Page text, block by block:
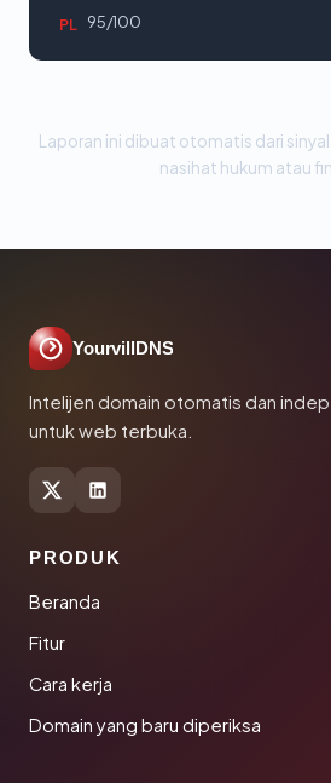
PL 95/100
Laporan ini dibuat otomatis dari
nasihat hukum atau
YourvillDNS
Intelijen domain otomatis dan
untuk web terbuka.
PRODUK
Beranda
Fitur
Cara kerja
Domain yang baru diperiksa